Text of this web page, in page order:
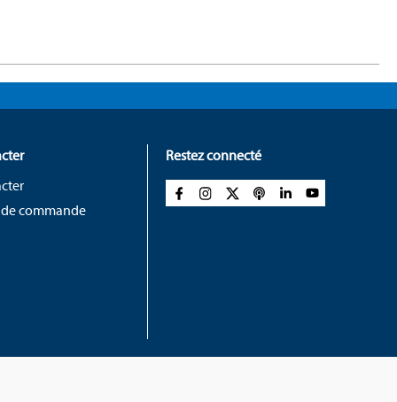
commande
Restez connecté